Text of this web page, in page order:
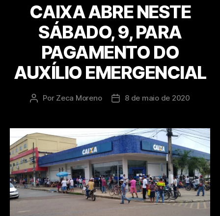
CAIXA ABRE NESTE
SÁBADO, 9, PARA
PAGAMENTO DO
AUXÍLIO EMERGENCIAL
Por Zeca Moreno 8 de maio de 2020